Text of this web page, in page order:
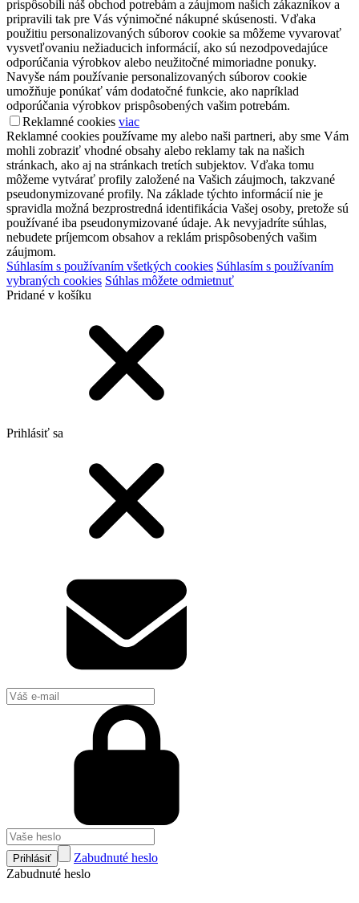
prispôsobili náš obchod potrebám a záujmom našich zákazníkov a
pripravili tak pre Vás výnimočné nákupné skúsenosti. Vďaka
použitiu personalizovaných súborov cookie sa môžeme vyvarovať
vysvetľovaniu nežiaducich informácií, ako sú nezodpovedajúce
odporúčania výrobkov alebo neužitočné mimoriadne ponuky.
Navyše nám používanie personalizovaných súborov cookie
umožňuje ponúkať vám dodatočné funkcie, ako napríklad
odporúčania výrobkov prispôsobených vašim potrebám.
Reklamné cookies viac
Reklamné cookies používame my alebo naši partneri, aby sme Vám
mohli zobraziť vhodné obsahy alebo reklamy tak na našich
stránkach, ako aj na stránkach tretích subjektov. Vďaka tomu
môžeme vytvárať profily založené na Vašich záujmoch, takzvané
pseudonymizované profily. Na základe týchto informácií nie je
spravidla možná bezprostredná identifikácia Vašej osoby, pretože sú
používané iba pseudonymizované údaje. Ak nevyjadríte súhlas,
nebudete príjemcom obsahov a reklám prispôsobených vašim
záujmom.
Súhlasím s používaním všetkých cookies Súhlasím s používaním
vybraných cookies Súhlas môžete odmietnuť
Pridané v košíku
Prihlásiť sa
Prihlásiť
Zabudnuté heslo
Zabudnuté heslo